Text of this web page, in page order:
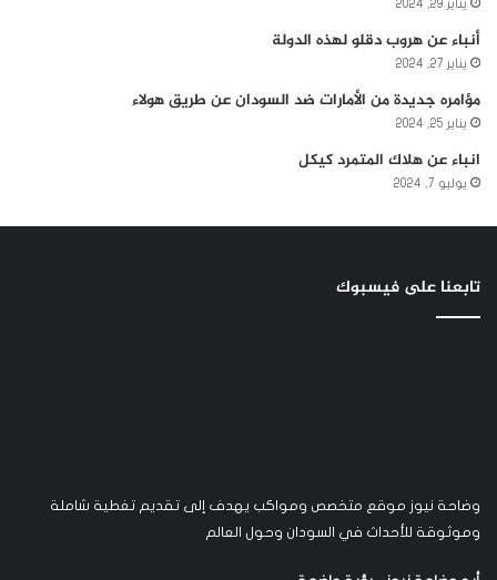
يناير 29, 2024
أنباء عن هروب دقلو لهذه الدولة
يناير 27, 2024
مؤامره جديدة من الأمارات ضد السودان عن طريق هولاء
يناير 25, 2024
انباء عن هلاك المتمرد كيكل
يوليو 7, 2024
تابعنا على فيسبوك
وضاحة نيوز موقع متخصص ومواكب يهدف إلى تقديم تغطية شاملة
وموثوقة للأحداث في السودان وحول العالم